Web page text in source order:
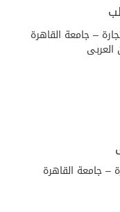
– جامعة القاهرة
العربى
– جامعة القاهرة